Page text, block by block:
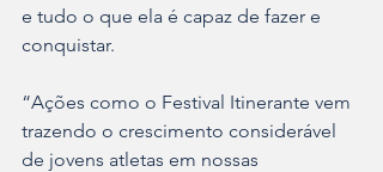
e tudo o que ela é capaz de fazer e
conquistar.
“Ações como o Festival Itinerante vem
trazendo o crescimento considerável
de jovens atletas em nossas